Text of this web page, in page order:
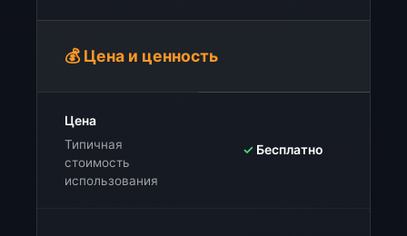
💰 Цена и ценность
Цена
Типичная
стоимость
использования
✓Бесплатно